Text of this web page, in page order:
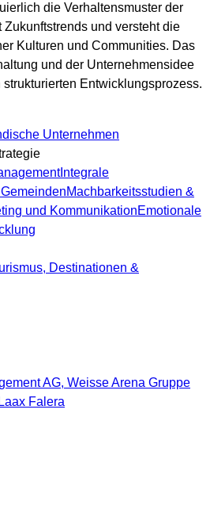
die Verhaltensmuster der
und versteht die
Kulturen und Communities. Das
und der Unternehmensidee
Entwicklungsprozess.
Unternehmen
Integrale
Machbarkeitsstudien &
und KommunikationEmotionale
Destinationen &
AG, Weisse Arena Gruppe
Falera